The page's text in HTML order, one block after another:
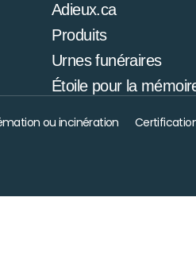
Adieux.ca
Produits
Urnes funéraires
Étoile pour la
ou incinération